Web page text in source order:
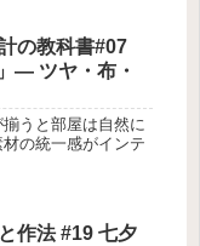
の教科書#07
― ツヤ・布・
うと部屋は自然に
の統一感がインテ
作法 #19 七夕